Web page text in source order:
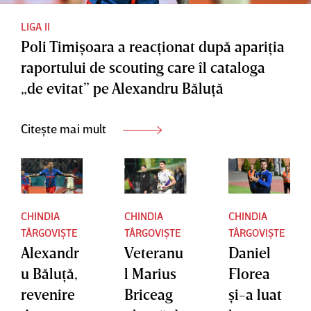
LIGA II
Poli Timişoara a reacţionat după apariţia
raportului de scouting care îl cataloga
„de evitat” pe Alexandru Băluţă
Citește mai mult
CHINDIA
TÂRGOVIȘTE
Alexandr
u Băluţă,
revenire
CHINDIA
TÂRGOVIȘTE
Veteranu
l Marius
Briceag
CHINDIA
TÂRGOVIȘTE
Daniel
Florea
şi-a luat